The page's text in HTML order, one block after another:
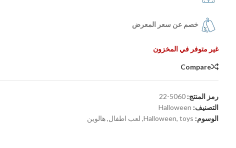
خصم عن سعر المعرض
غير متوفر في المخزون
Compare
رمز المنتج: 5060-22
التصنيف: Halloween
الوسوم:
Halloween, toys
, لعب اطفال,هالوين